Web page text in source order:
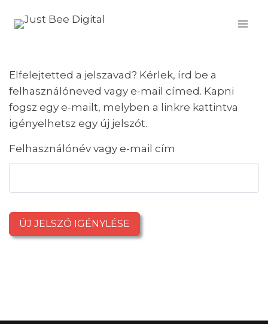
Elfelejtetted a jelszavad? Kérlek, írd be a
felhasználóneved vagy e-mail címed. Kapni
fogsz egy e-mailt, melyben a linkre kattintva
igényelhetsz egy új jelszót.
Felhasználónév vagy e-mail cím
ÚJ JELSZÓ IGÉNYLÉSE